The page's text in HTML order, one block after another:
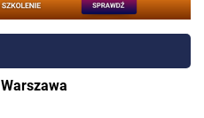
Warszawa